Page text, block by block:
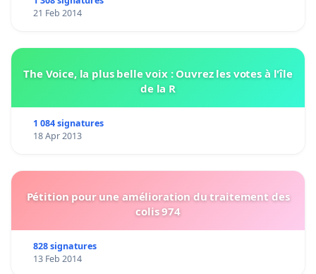
21 Feb 2014
The Voice, la plus belle voix : Ouvrez les votes à l'île
de la R
1 084 signatures
18 Apr 2013
Pétition pour une amélioration du traitement des
colis 974
828 signatures
13 Feb 2014